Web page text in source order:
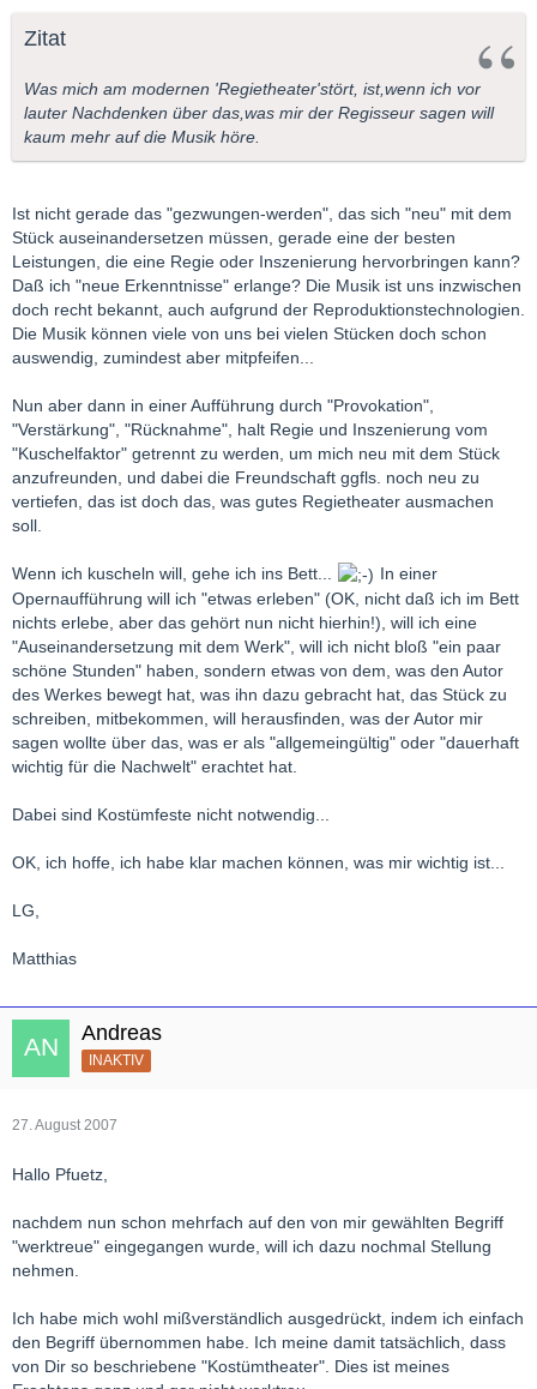
kaum mehr auf die Musik höre. Das hat aber nichts damit zu
tun,daß man durchaus auch 'modern' in Szene setzen kann.
machen.Das war es nie und sollte es auch nie sein.(Das ist
natürlich nur meine ganz subjektive Meinung)
Bei Wagners 'Ring' ist das schon etwas anderes,sicher aber
vorgemacht.
Die Bühne entrümpeln ,von Plüsch und Bärenfell befreien,ich
denke dagegen ist niemand,aber die Bühne wieder vollstopfen
mit nicht zur Handlung passenden Utensilien und Kostümen.Ist
das der richtigeWeg?
LG Lotosblume
Zitat
Was mich am modernen 'Regietheater'stört, ist,wenn ich vor
lauter Nachdenken über das,was mir der Regisseur sagen will
kaum mehr auf die Musik höre.
Ist nicht gerade das "gezwungen-werden", das sich "neu" mit dem
Stück auseinandersetzen müssen, gerade eine der besten
Leistungen, die eine Regie oder Inszenierung hervorbringen kann?
Daß ich "neue Erkenntnisse" erlange? Die Musik ist uns inzwischen
doch recht bekannt, auch aufgrund der Reproduktionstechnologien.
Die Musik können viele von uns bei vielen Stücken doch schon
auswendig, zumindest aber mitpfeifen...
Nun aber dann in einer Aufführung durch "Provokation",
"Verstärkung", "Rücknahme", halt Regie und Inszenierung vom
"Kuschelfaktor" getrennt zu werden, um mich neu mit dem Stück
anzufreunden, und dabei die Freundschaft ggfls. noch neu zu
vertiefen, das ist doch das, was gutes Regietheater ausmachen
soll.
Wenn ich kuscheln will, gehe ich ins Bett...
In einer
Opernaufführung will ich "etwas erleben" (OK, nicht daß ich im Bett
nichts erlebe, aber das gehört nun nicht hierhin!), will ich eine
"Auseinandersetzung mit dem Werk", will ich nicht bloß "ein paar
schöne Stunden" haben, sondern etwas von dem, was den Autor
des Werkes bewegt hat, was ihn dazu gebracht hat, das Stück zu
schreiben, mitbekommen, will herausfinden, was der Autor mir
sagen wollte über das, was er als "allgemeingültig" oder "dauerhaft
wichtig für die Nachwelt" erachtet hat.
Dabei sind Kostümfeste nicht notwendig...
OK, ich hoffe, ich habe klar machen können, was mir wichtig ist...
LG,
Matthias
Andreas
INAKTIV
27. August 2007
Hallo Pfuetz,
nachdem nun schon mehrfach auf den von mir gewählten Begriff
"werktreue" eingegangen wurde, will ich dazu nochmal Stellung
nehmen.
Ich habe mich wohl mißverständlich ausgedrückt, indem ich einfach
den Begriff übernommen habe. Ich meine damit tatsächlich, dass
von Dir so beschriebene "Kostümtheater". Dies ist meines